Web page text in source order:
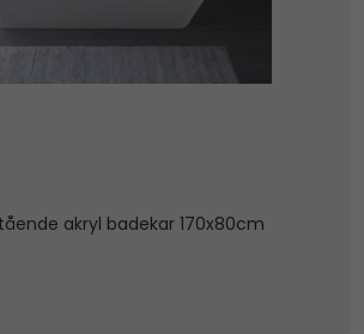
akryl badekar 170x80cm